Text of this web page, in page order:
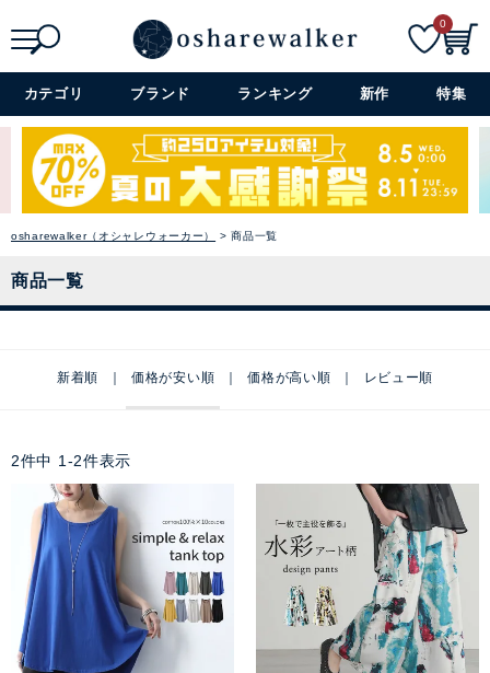
詳細検索+
0
カテゴリ ブランド ランキング 新作 特集
osharewalker（オシャレウォーカー） 商品一覧
商品一覧
新着順 価格が安い順 価格が高い順 レビュー順
2件中 1 -2件表示